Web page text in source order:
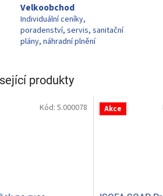
Velkoobchod
Individuální ceníky,
poradenství, servis, sanitační
plány, náhradní plnění
produkty
Kód: 5.000078 Akce